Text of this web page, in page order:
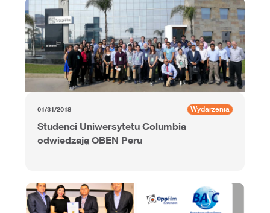
01/31/2018 Wydarzenia
Studenci Uniwersytetu Columbia
odwiedzają OBEN Peru